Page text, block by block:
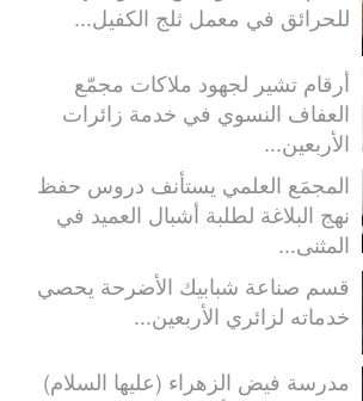
للحرائق في معمل ثلج الكفيل...
أرقام تشير لجهود ملاكات مجمّع
العفاف النسوي في خدمة زائرات
الأربعين...
المجمَع العلمي يستأنف دروس حفظ
نهج البلاغة لطلبة أشبال العميد في
المثنى...
قسم صناعة شبابيك الأضرحة يحصي
خدماته لزائري الأربعين...
مدرسة فيض الزهراء (عليها السلام)